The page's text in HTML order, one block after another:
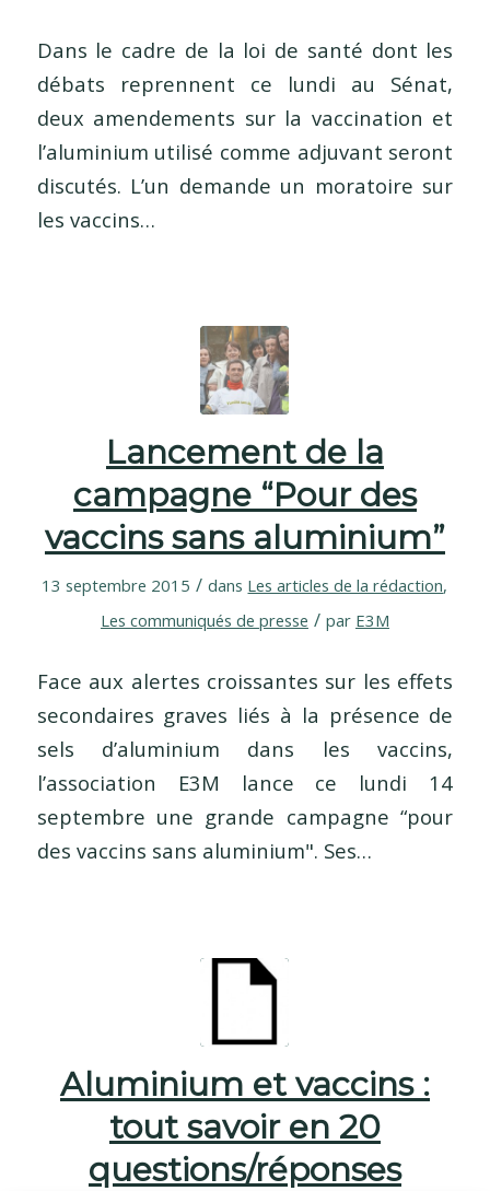
Dans le cadre de la loi de santé dont les
débats reprennent ce lundi au Sénat,
deux amendements sur la vaccination et
l’aluminium utilisé comme adjuvant seront
discutés. L’un demande un moratoire sur
les vaccins…
Lancement de la
campagne “Pour des
vaccins sans aluminium”
13 septembre 2015 / dans Les articles de la rédaction,
Les communiqués de presse / par E3M
Face aux alertes croissantes sur les effets
secondaires graves liés à la présence de
sels d’aluminium dans les vaccins,
l’association E3M lance ce lundi 14
septembre une grande campagne “pour
des vaccins sans aluminium". Ses…
Aluminium et vaccins :
tout savoir en 20
questions/réponses